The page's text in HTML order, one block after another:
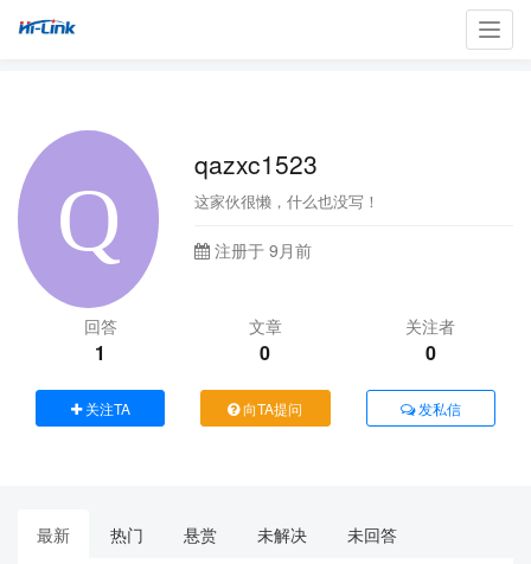
qazxc1523
这家伙很懒，什么也没写！
注册于 9月前
回答
1
文章
0
关注者
0
关注TA 向TA提问 发私信
最新 热门 悬赏 未解决 未回答